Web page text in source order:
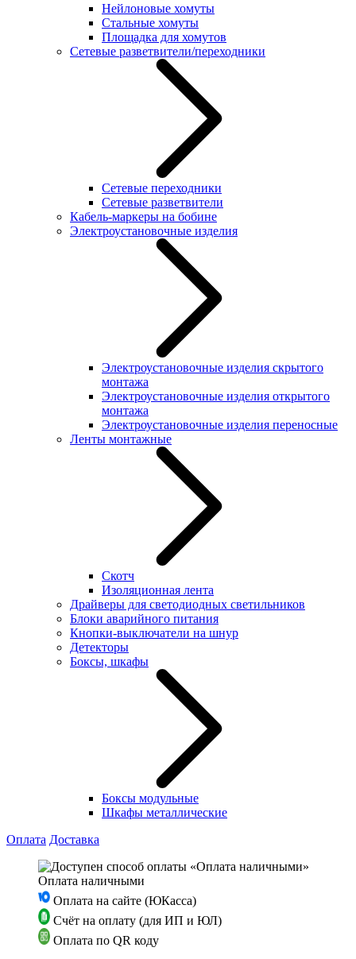
Нейлоновые хомуты
Стальные хомуты
Площадка для хомутов
Сетевые разветвители/переходники
Сетевые переходники
Сетевые разветвители
Кабель-маркеры на бобине
Электроустановочные изделия
Электроустановочные изделия скрытого
монтажа
Электроустановочные изделия открытого
монтажа
Электроустановочные изделия переносные
Ленты монтажные
Скотч
Изоляционная лента
Драйверы для светодиодных светильников
Блоки аварийного питания
Кнопки-выключатели на шнур
Детекторы
Боксы, шкафы
Боксы модульные
Шкафы металлические
Оплата Доставка
Оплата наличными
Оплата на сайте (ЮКасса)
Счёт на оплату (для ИП и ЮЛ)
Оплата по QR коду